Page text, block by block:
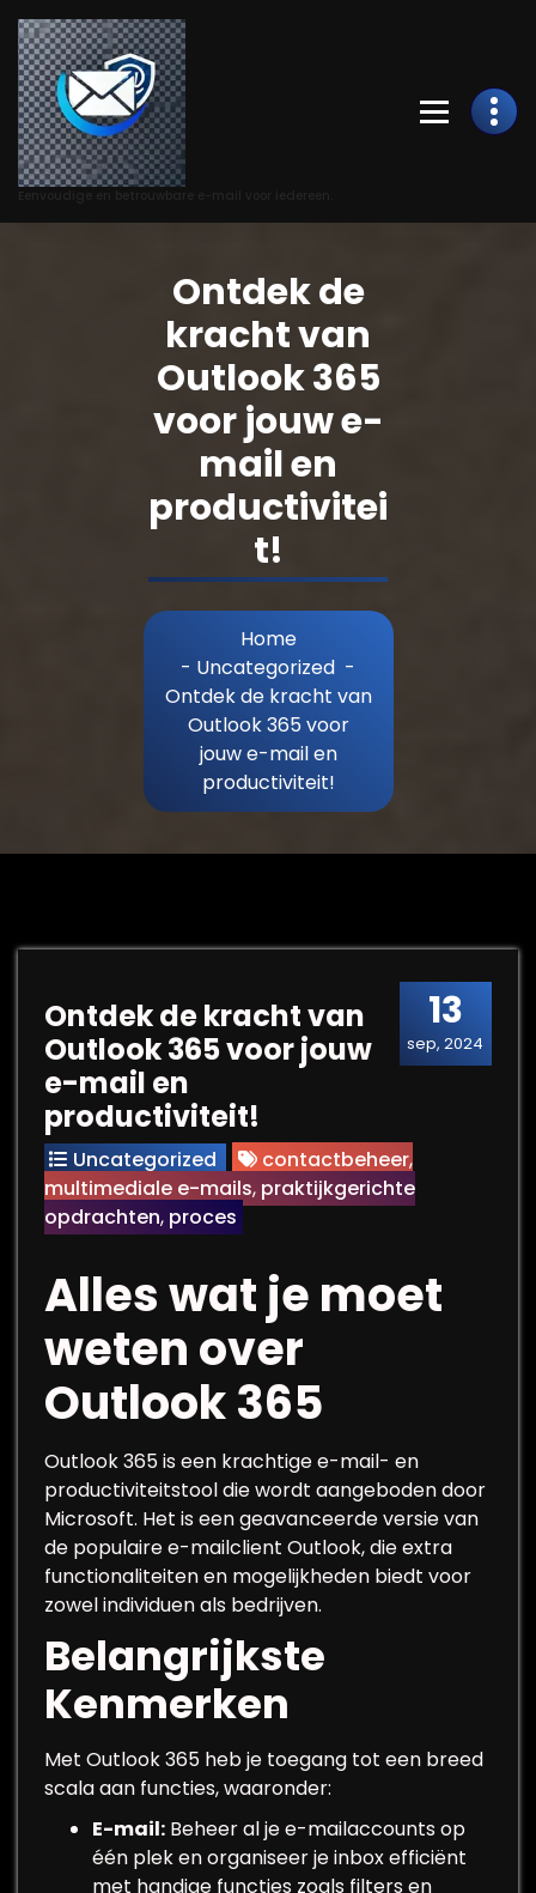
Skip
to
Content
Ontdek de
kracht van
Outlook 365
voor jouw e-
mail en
productivitei
t!
Home
- Uncategorized -
Ontdek de kracht van
Outlook 365 voor
jouw e-mail en
productiviteit!
13
sep, 2024
Ontdek de kracht van
Outlook 365 voor jouw
e-mail en
productiviteit!
Uncategorized contactbeheer,
multimediale e-mails, praktijkgerichte
opdrachten, proces
Alles wat je moet
weten over
Outlook 365
Outlook 365 is een krachtige e-mail- en
productiviteitstool die wordt aangeboden door
Microsoft. Het is een geavanceerde versie van
de populaire e-mailclient Outlook, die extra
functionaliteiten en mogelijkheden biedt voor
zowel individuen als bedrijven.
Belangrijkste
Kenmerken
Met Outlook 365 heb je toegang tot een breed
scala aan functies, waaronder:
E-mail: Beheer al je e-mailaccounts op
één plek en organiseer je inbox efficiënt
met handige functies zoals filters en